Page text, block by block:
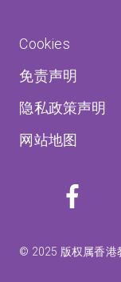
© 2025 版权属香港
Cookies
免责声明
隐私政策声明
网站地图